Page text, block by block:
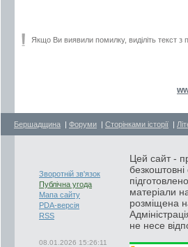
Якщо Ви виявили помилку, виділіть текст
Бершадщина | Форуми | Сторінками історії |
Зворотній зв'язок
Публічна угода
Мапа сайту
PDA-версія
RSS
08.01.2026 15:26:11
Цей сайт -
матеріали
розміщена
не несе